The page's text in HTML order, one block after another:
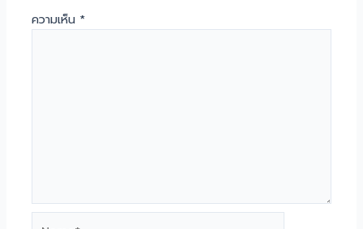
ความเห็น *